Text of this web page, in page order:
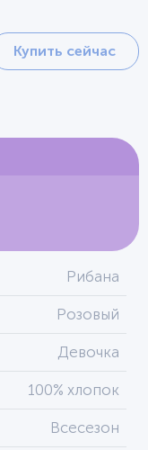
Купить сейчас
Рибана
Розовый
Девочка
100% хлопок
Всесезон